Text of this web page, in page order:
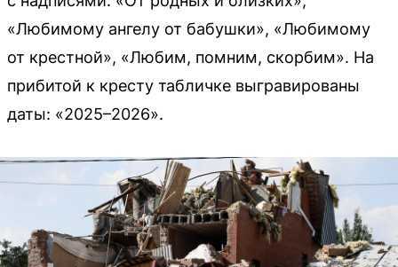
«Любимому ангелу от бабушки», «Любимому
от крестной», «Любим, помним, скорбим». На
прибитой к кресту табличке выгравированы
даты: «2025–2026».